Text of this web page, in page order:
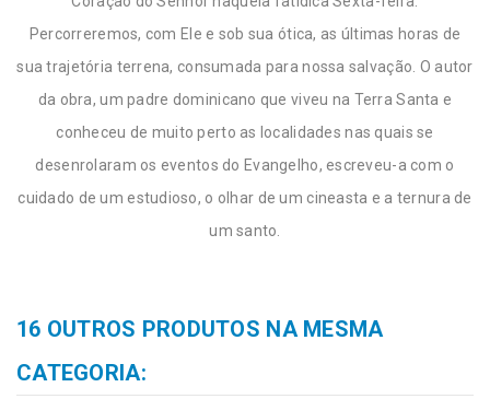
Percorreremos, com Ele e sob sua ótica, as últimas horas de
sua trajetória terrena, consumada para nossa salvação. O autor
da obra, um padre dominicano que viveu na Terra Santa e
conheceu de muito perto as localidades nas quais se
desenrolaram os eventos do Evangelho, escreveu-a com o
cuidado de um estudioso, o olhar de um cineasta e a ternura de
um santo.
16 OUTROS PRODUTOS NA MESMA
CATEGORIA: